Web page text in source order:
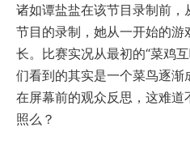
诸如谭盐盐在该节目录制前
节目的录制，她从一开始的
长。比赛实况从最初的“菜鸡
们看到的其实是一个菜鸟逐
在屏幕前的观众反思，这难
照么？